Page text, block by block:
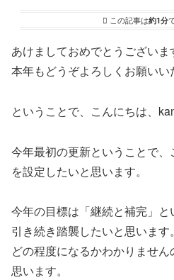
この記事は約1分
あけましておめでとうございま
本年もどうぞよろしくお願いい
ということで、こんにちは、
今年最初の更新ということで
を設定したいと思います。
今年の目標は「継続と補完」
引き続き踏襲したいと思いま
どの程度になるかわかりませ
思います。